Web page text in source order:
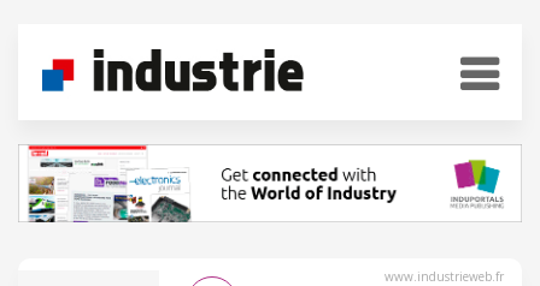
www.industrieweb.fr